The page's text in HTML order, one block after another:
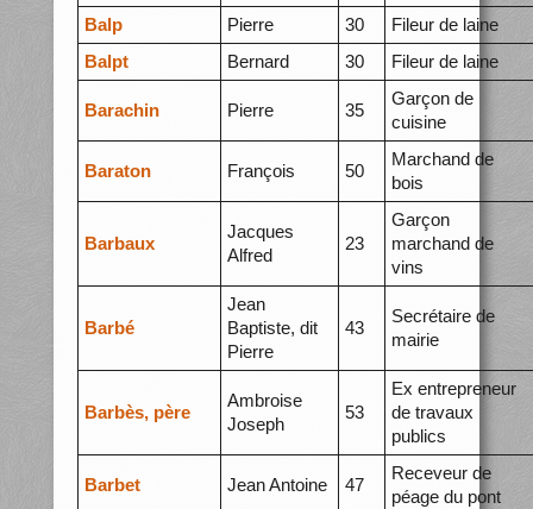
Balp
Pierre 30
Fileur de laine
Balpt
Bernard 30 Fileur de laine
Barachin Pierre 35
Garçon de
cuisine
Baraton François 50
Marchand de
bois
Barbaux
Jacques
Alfred
23
Garçon
marchand de
vins
Barbé
Jean
Baptiste, dit
Pierre
43
Secrétaire de
mairie
Barbès, père
Ambroise
Joseph
53
Ex entrepreneur
de travaux
publics
Barbet Jean Antoine 47
Receveur de
péage du pont